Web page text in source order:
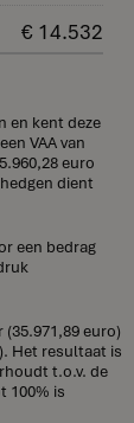
€ 14.532
en kent deze
VAA van
euro
dient
een bedrag
euro)
Het resultaat is
t.o.v. de
100% is